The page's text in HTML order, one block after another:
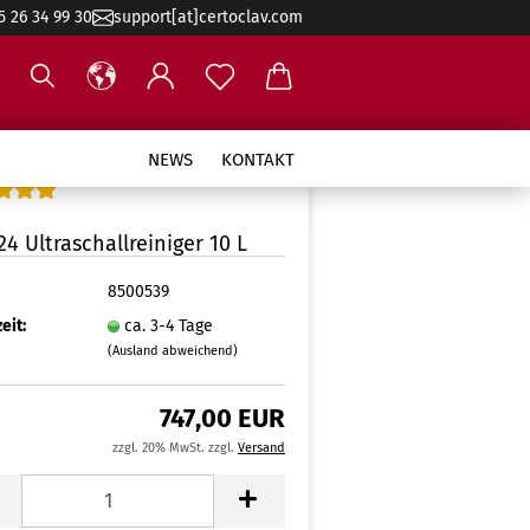
26 34 99 30 support[at]certoclav.com
NEWS KONTAKT
Ultraschallreiniger 10 L
8500539
ca. 3-4 Tage
(Ausland abweichend)
747,00 EUR
zzgl. 20% MwSt. zzgl. Versand